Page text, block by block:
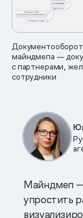
Документооборот
майндмепа —
с партнерами,
сотрудники
Майндмеп —
упростить